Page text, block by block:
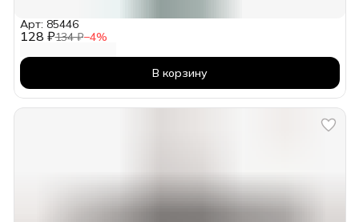
128 ₽134 ₽−4%
Арт: 85446
В корзину